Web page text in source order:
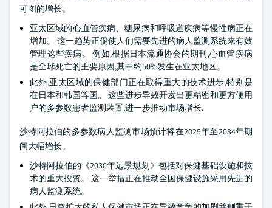
可图的增长。
亚太区域的心血管疾病、糖尿病和呼吸道疾病等慢性病正在
增加。 这一趋势正促使人们需要先进的病人监测系统来有效
管理这些疾病。 例如,根据日本流通协会的期刊,心血管疾病
是全球死亡的主要原因,其中约50%发生在亚太地区。
此外,亚太区域的保健部门正在取得重大的技术进步,特别是
在日本和韩国等国。 这些进步导致开发出更精密和更方便用
户的多参数患者监测装置,进一步推动市场增长.
沙特阿拉伯的多参数病人监测市场预计将在2025年至2034年期
间大幅增长。
沙特阿拉伯的《2030年远景规划》包括对保健基础设施和技
术的重大投资。 这一举措正在推动全国保健设施采用先进的
病人监测系统。